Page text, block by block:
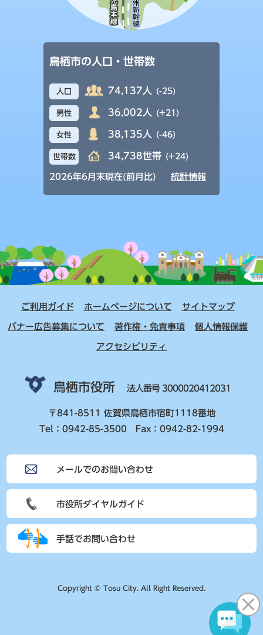
鳥栖市の人口・世帯数
人口 74,137人 (-25)
男性 36,002人 (+21)
女性 38,135人 (-46)
世帯数 34,738世帯 (+24)
2026年6月末現在(前月比) 統計情報
ご利用ガイド ホームページについて サイトマップ
バナー広告募集について 著作権・免責事項 個人情報保護
アクセシビリティ
鳥栖市役所 法人番号 3000020412031
〒841-8511 佐賀県鳥栖市宿町1118番地
Tel：0942-85-3500 Fax：0942-82-1994
メールでのお問い合わせ
市役所ダイヤルガイド
手話でお問い合わせ
Copyright © Tosu City. All Right Reserved.